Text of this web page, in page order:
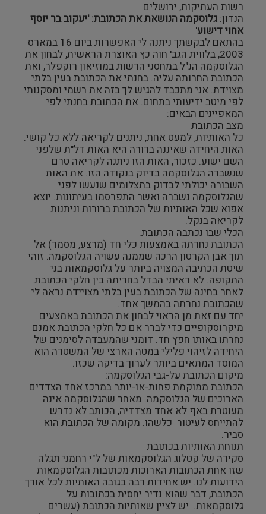
רשות העתיקות, ירושלים
הנדון: גלוסקמה הנושאת את הכתובת: 'יעקוב בר יוסף
אחוי דישוע'
בהתאם לבקשתך ניתנה לי האפשרות ביום 16 במארס
2003, בלווית הגב' חוה כץ האוצרת הראשית, לבחון את
הגלוסקמה הנ"ל במחסני הרשות במוזיאון רוקפלר, ואת
הכתובת החרותה עליה. בחנתי את הכתובת בעין בלתי
מצוידת. אני מתכבד להגיש לך בזה את רשמי ומסקנותי
לפי מיטב ידיעותי בתחום. את הכתובת בחנתי לפי
המאפיינים הבאים:
מצב הכתובת
כל האותיות, למעט אחת, ניתנים לקריאה ללא כל קושי.
האות היחידה שאיננה ברורה היא האות דל"ת שלפני
השם ישוע. כזכור, האות הזו ניתנה לקריאה טרם
שנשברה הגלוסקמה בדיוק בנקודה הזו. את האות
השבורה יכולתי לבדוק בתצלומים שנעשו לפני
שהגלוסקמה נשברה ואשר התפרסמו בעיתונות. יוצא
אפוא שכל האותיות של הכתובת ברורות וניתנות
לקריאה בנקל.
הכלי שבו נכתבה הכתובת:
הכתובת נחרתה באמצעות כלי חד (מרצע, מסמר) אל
תוך אבן הקרטון הרכה שממנה עשויה הגלוסקמה. זוהי
שיטת הכתיבה המצויה ביותר על גלוסקמאות בני
התקופה. לא ראיתי הבדל בחריתה בין חלקי הכתובת.
לאחר בחינה של הכתובת בעין בלתי מצויידת נראה לי
שהכתובת נחרתה בהמשך אחד.
יחד עם זאת מן הראוי לבחון את הכתובת באמצעים
מיקרוסקופיים כדי לברר אם כל חלקי הכתובת אמנם
נחרתו באותו חפץ חד. דומני שהמעבדה לסימנים של
היחידה לזיהוי פלילי במטה הארצי של המשטרה הוא
המוסד המתאים ביותר לערוך בדיקה שכזו.
מיקום הכתובת על-גבי הגלוסקמה:
הכתובת ממוקמת פחות-או-יותר במרכז אחד הצדדים
הארוכים של הגלוסקמה. מאחר שהגלוסקמה אינה
מעוטרת באף לא אחד מצדדיה, הכותב לא נדרש
להתייחס לעיטור כלשהו. מקומה של הכתובת הוא
סביר.
תנוחת האותיות בכתובת
סקירה של קטלוג הגלוסקמאות של ל"י רחמני תגלה
שזו אחת הכתובות הארוכות מכתובות הגלוסקמאות
הידועות לנו. יש אחידות רבה בגובה האותיות לכל אורך
הכתובת, דבר שהוא נדיר יחסית בכתובות על
גלוסקמאות. יש לציין שאותיות הכתובת (עשרים